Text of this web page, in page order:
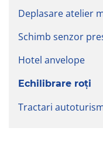
Deplasare atelier
Schimb senzor
Hotel anvelope
Echilibrare roți
Tractari